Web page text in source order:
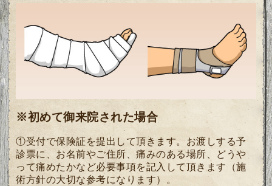
※初めて御来院された場合
①受付で保険証を提出して頂きます。お渡しする予
診票に、お名前やご住所、痛みのある場所、どうや
って痛めたかなど必要事項を記入して頂きます
（施
術方針の大切な参考になります）。